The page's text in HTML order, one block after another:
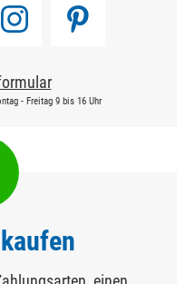
- Freitag 9 bis 16 Uhr